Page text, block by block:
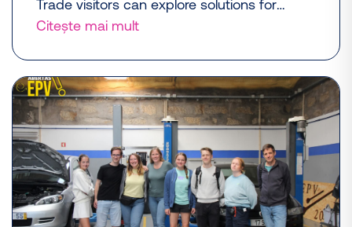
Trade visitors can explore solutions for
protecting sensitive components at Hall 1,
Citește mai mult